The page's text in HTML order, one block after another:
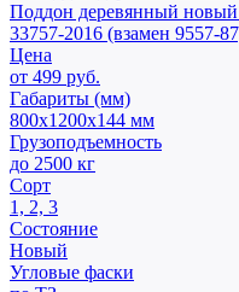
Поддон деревянный новый
33757-2016 (взамен 9557-
Цена
от 499 руб.
Габариты (мм)
800х1200х144 мм
Грузоподъемность
до 2500 кг
Сорт
1, 2, 3
Состояние
Новый
Угловые фаски